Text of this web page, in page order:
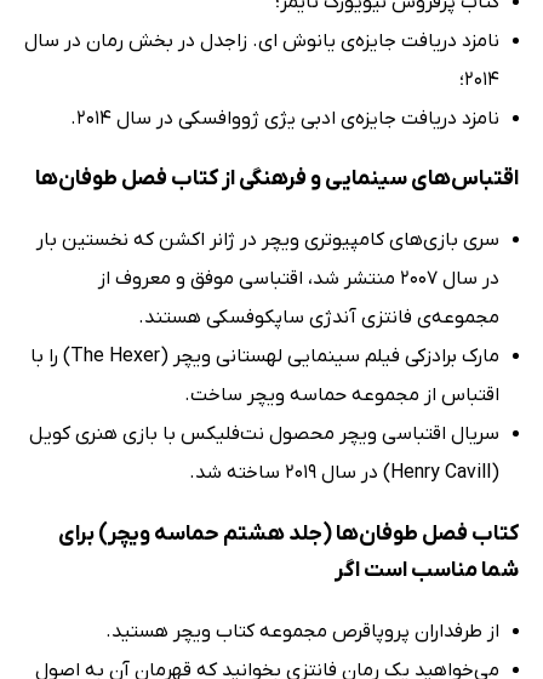
نامزد دریافت جایزه‌ی یانوش ای. زاجدل در بخش رمان در سال
2014؛
نامزد دریافت جایزه‌ی ادبی یژی ژووافسکی در سال 2014.
اقتباس‌های سینمایی و فرهنگی از کتاب فصل طوفان‌ها
سری بازی‌های کامپیوتری ویچر در ژانر اکشن که نخستین بار
در سال 2007 منتشر شد، اقتباسی موفق و معروف از
مجموعه‌ی فانتزی آندژی ساپکوفسکی هستند.
مارک برادزکی فیلم سینمایی لهستانی ویچر (The Hexer) را با
اقتباس از مجموعه حماسه ویچر ساخت.
سریال اقتباسی ویچر محصول نت‌فلیکس با بازی هنری کویل
(Henry Cavill) در سال 2019 ساخته شد.
کتاب فصل طوفان‌ها (جلد هشتم حماسه ویچر) برای
شما مناسب است اگر
از طرفداران پروپاقرص مجموعه کتاب ویچر هستید.
می‌خواهید یک رمان فانتزی بخوانید که قهرمان آن به اصول